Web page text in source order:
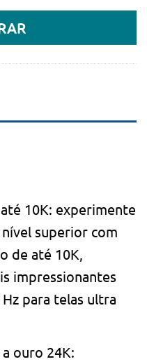
10K: experimente
superior com
de até 10K,
impressionantes
para telas ultra
ouro 24K: